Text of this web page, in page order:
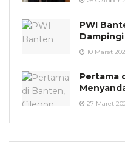
PWI
Dampingi
10 Maret
Pertama
27 Maret